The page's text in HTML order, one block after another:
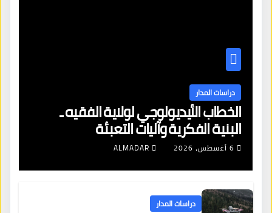
دراسات المدار
الخطاب الأيديولوجي لولاية الفقيه ـ
البنية الفكرية وآليات التعبئة
6 أغسطس، 2026 ALMADAR
دراسات المدار